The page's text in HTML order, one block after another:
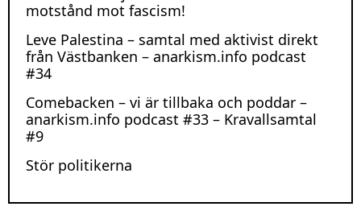
motstånd mot fascism!
Leve Palestina – samtal med aktivist direkt
från Västbanken – anarkism.info podcast
#34
Comebacken – vi är tillbaka och poddar –
anarkism.info podcast #33 – Kravallsamtal
#9
Stör politikerna